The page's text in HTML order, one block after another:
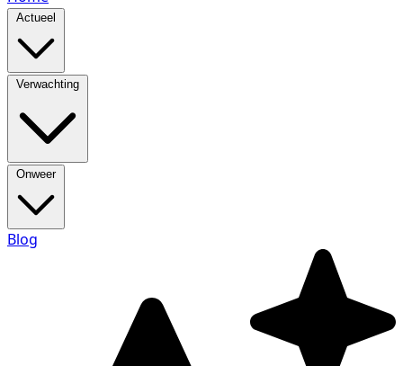
Actueel
Verwachting
Onweer
Blog